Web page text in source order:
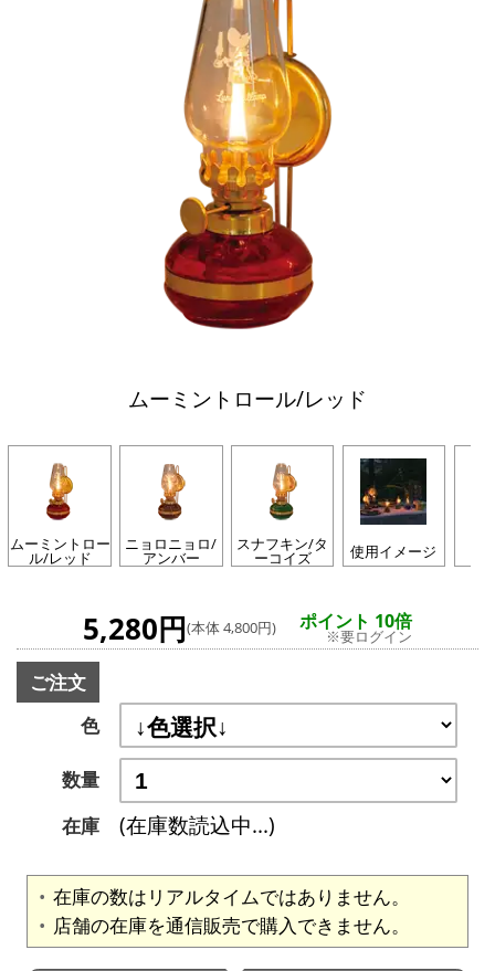
ムーミントロール/レッド
ムーミントロー
ル/レッド
ニョロニョロ/
アンバー
スナフキン/タ
ーコイズ 使用イメージ
5,280円(本体 4,800円) ポイント 10倍
※要ログイン
ご注文
色
数量
在庫
(在庫数読込中...)
在庫の数はリアルタイムではありません。
店舗の在庫を通信販売で購入できません。